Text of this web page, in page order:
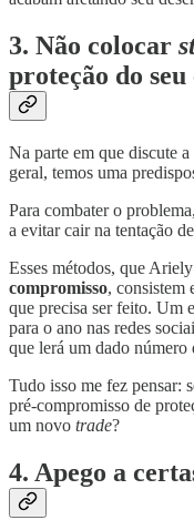
3. Não colocar
proteção do
Na parte em que discute a
geral, temos uma
Para combater o
a evitar cair na tentação
Esses métodos, que
compromisso, consistem
que precisa ser feito. Um
para o ano nas redes
que lerá um dado
Tudo isso me fez pensar:
pré-compromisso de
um novo trade?
4. Apego a